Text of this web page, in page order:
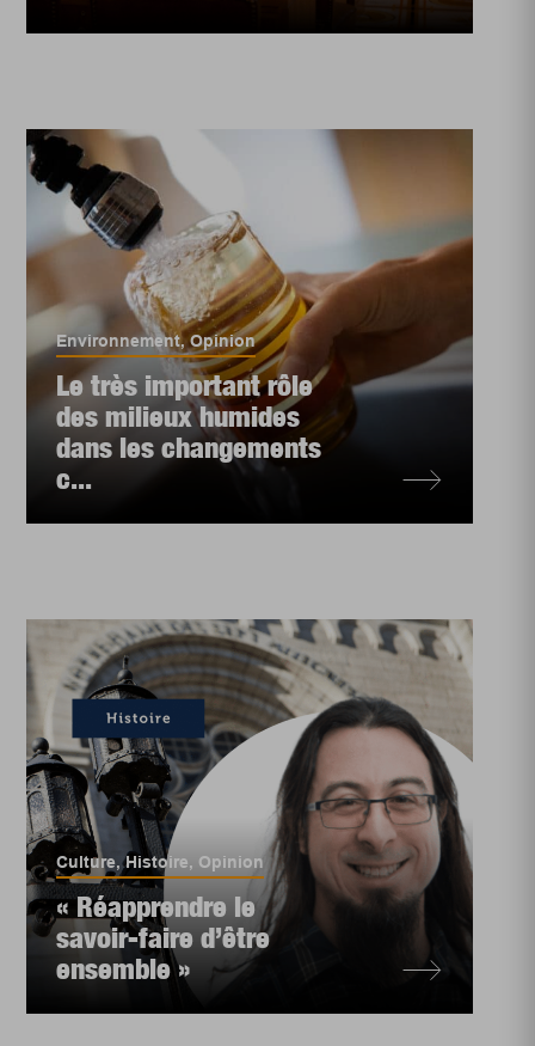
Environnement,Opinion
Le très important rôle
des milieux humides
dans les changements
c...
Culture,Histoire, Opinion
« Réapprendre le
savoir-faire d’être
ensemble »